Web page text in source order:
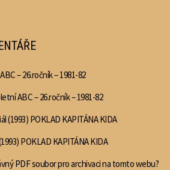
– 26.ročník – 1981-82
ABC – 26.ročník – 1981-82
(1993) POKLAD KAPITÁNA KIDA
POKLAD KAPITÁNA KIDA
PDF soubor pro archivaci na tomto webu?